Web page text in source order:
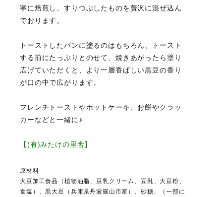
寧に焙煎し、すりつぶしたものを贅沢に混ぜ込ん
でおります。
トーストしたパンに塗るのはもちろん、トースト
する前にたっぷりとのせて、焼きあがったら塗り
広げていただくと、より一層香ばしい黒豆の香り
が口の中で広がります。
フレンチトーストやホットケーキ、お餅やクラッ
カーなどと一緒に♪
【(有)みたけの里舎】
原材料
大豆加工食品（植物油脂、豆乳クリーム、豆乳、大豆粉、
食塩）、黒大豆（兵庫県丹波篠山市産）、砂糖、（一部に